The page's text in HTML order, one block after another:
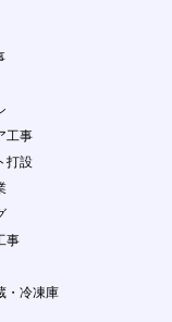
担
ス
持
名
に
故
た
合
工事
打設
事
・冷凍庫